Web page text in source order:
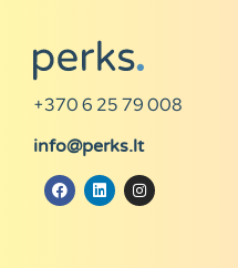
+370 6 25 79 008
info@perks.lt